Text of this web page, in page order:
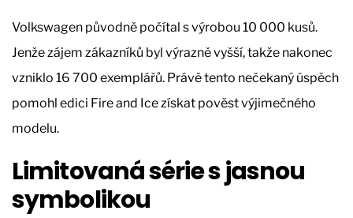
Volkswagen původně počítal s výrobou 10 000 kusů.
Jenže zájem zákazníků byl výrazně vyšší, takže nakonec
vzniklo 16 700 exemplářů. Právě tento nečekaný úspěch
pomohl edici Fire and Ice získat pověst výjimečného
modelu.
Limitovaná série s jasnou
symbolikou